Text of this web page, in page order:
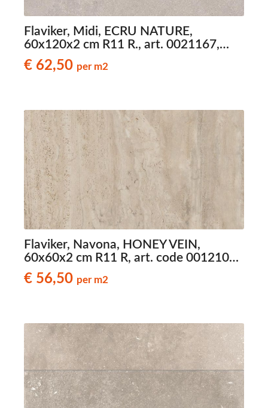
Flaviker, Midi, ECRU NATURE,
60x120x2 cm R11 R., art. 0021167,
natuursteenlook terrastegels
€ 62,50 per m2
Flaviker, Navona, HONEY VEIN,
60x60x2 cm R11 R, art. code 0012104,
travertinlook terrastegels
€ 56,50 per m2